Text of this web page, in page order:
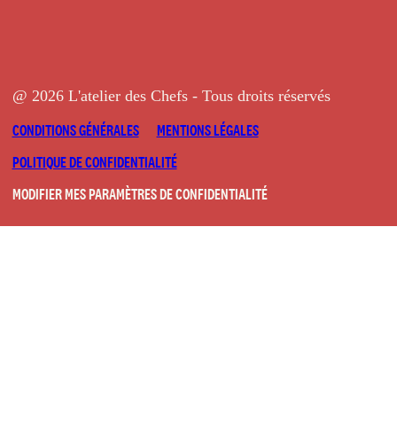
@ 2026 L'atelier des Chefs - Tous droits réservés
CONDITIONS GÉNÉRALES
MENTIONS LÉGALES
POLITIQUE DE CONFIDENTIALITÉ
MODIFIER MES PARAMÈTRES DE CONFIDENTIALITÉ